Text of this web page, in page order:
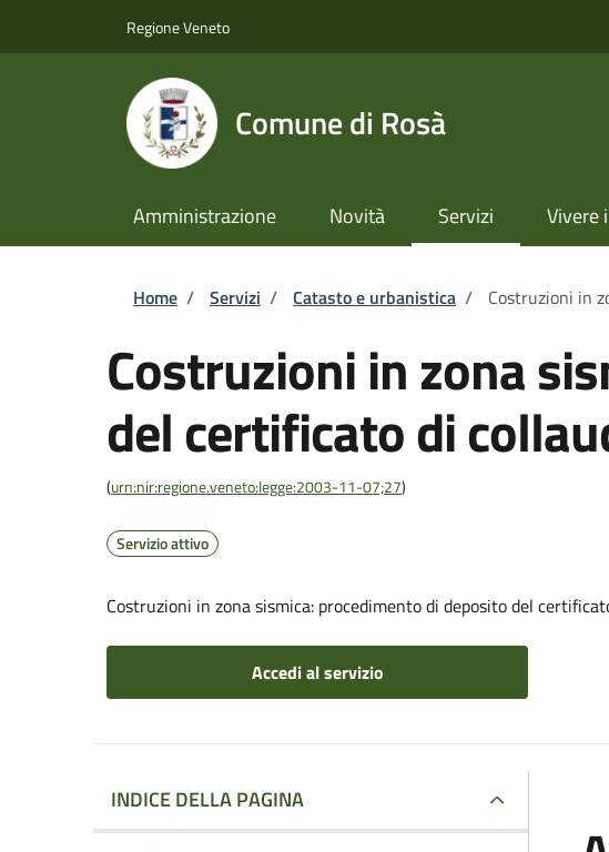
Regione Veneto
Comune di Rosà
Amministrazione Novità Servizi Vivere
Briciole di pane
Home / Servizi / Catasto e urbanistica / Costruzioni in
Costruzioni in zona
del certificato di
(urn:nir:regione.veneto:legge:2003-11-07;27)
Servizio attivo
Costruzioni in zona sismica: procedimento di deposito del
Accedi al servizio
INDICE DELLA PAGINA